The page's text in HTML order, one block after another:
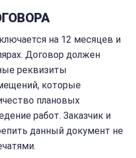
на 12 месяцев и
Договор должен
реквизиты
которые
плановых
работ. Заказчик и
данный документ не